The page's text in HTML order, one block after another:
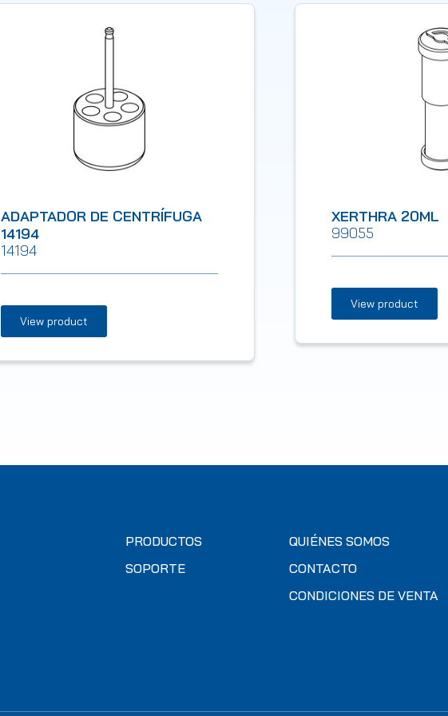
ADAPTADOR DE CENTRÍFUGA
14194
14194
View product
XERTHRA 20ML
99055
View product
PRODUCTOS
SOPORTE
QUIÉNES SOMOS
CONTACTO
CONDICIONES DE VENTA